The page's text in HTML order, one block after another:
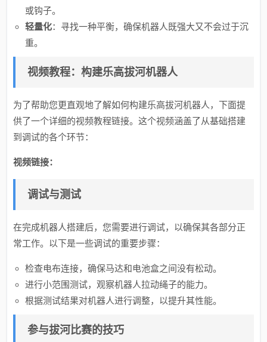
或钩子。
轻量化：寻找一种平衡，确保机器人既强大又不会过于沉
重。
视频教程：构建乐高拔河机器人
为了帮助您更直观地了解如何构建乐高拔河机器人，下面提
供了一个详细的视频教程链接。这个视频涵盖了从基础搭建
到调试的各个环节：
视频链接：
调试与测试
在完成机器人搭建后，您需要进行调试，以确保其各部分正
常工作。以下是一些调试的重要步骤：
检查电布连接，确保马达和电池盒之间没有松动。
进行小范围测试，观察机器人拉动绳子的能力。
根据测试结果对机器人进行调整，以提升其性能。
参与拔河比赛的技巧